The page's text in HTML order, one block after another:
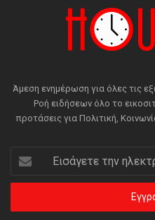
Άμεση ενημέρωση για όλες τις
Ροή ειδήσεων όλο το
προτάσεις για Πολιτική,
Εισάγετε
την
ηλεκτρονική
διεύθυνση